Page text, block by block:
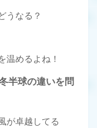
うなる？
温めるよね！
半球の違いを問
が卓越してる